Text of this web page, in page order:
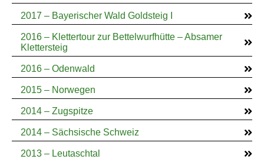
2017 – Bayerischer Wald Goldsteig I
2016 – Klettertour zur Bettelwurfhütte – Absamer
Klettersteig
2016 – Odenwald
2015 – Norwegen
2014 – Zugspitze
2014 – Sächsische Schweiz
2013 – Leutaschtal